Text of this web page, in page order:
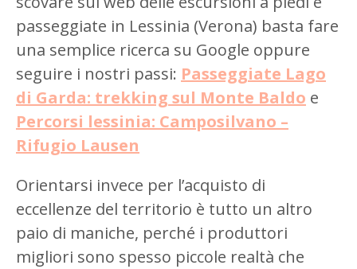
passeggiate in Lessinia (Verona) basta fare
una semplice ricerca su Google oppure
seguire i nostri passi: Passeggiate Lago
di Garda: trekking sul Monte Baldo e
Percorsi lessinia: Camposilvano –
Rifugio Lausen
Orientarsi invece per l’acquisto di
eccellenze del territorio è tutto un altro
paio di maniche, perché i produttori
migliori sono spesso piccole realtà che